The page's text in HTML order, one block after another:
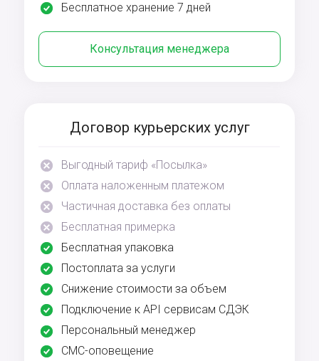
Бесплатное хранение 7 дней
Выгодный тариф «Посылка»
Оплата наложенным платежом
Частичная доставка без оплаты
Бесплатная примерка
Бесплатная упаковка
Постоплата за услуги
Снижение стоимости за объем
Подключение к API сервисам СДЭК
Персональный менеджер
СМС-оповещение
Договор курьерских услуг
Консультация менеджера